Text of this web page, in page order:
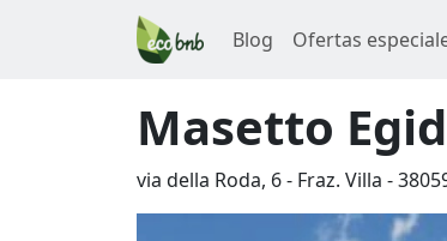
Blog Ofertas
Masetto
via della Roda, 6 - Fraz. Villa -